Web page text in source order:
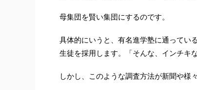
母集団を賢い集団にするのです。
具体的にいうと、有名進学塾に通ってい
生徒を採用します。「そんな、インチキ
しかし、このような調査方法が新聞や様